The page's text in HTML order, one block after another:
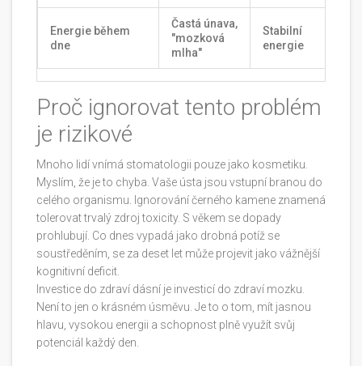
Energie během
dne
Častá únava,
"mozková
mlha"
Stabilní
energie
Proč ignorovat tento problém
je rizikové
Mnoho lidí vnímá stomatologii pouze jako kosmetiku.
Myslím, že je to chyba. Vaše ústa jsou vstupní branou do
celého organismu. Ignorování černého kamene znamená
tolerovat trvalý zdroj toxicity. S věkem se dopady
prohlubují. Co dnes vypadá jako drobná potíž se
soustředěním, se za deset let může projevit jako vážnější
kognitivní deficit.
Investice do zdraví dásní je investicí do zdraví mozku.
Není to jen o krásném úsměvu. Je to o tom, mít jasnou
hlavu, vysokou energii a schopnost plně využít svůj
potenciál každý den.